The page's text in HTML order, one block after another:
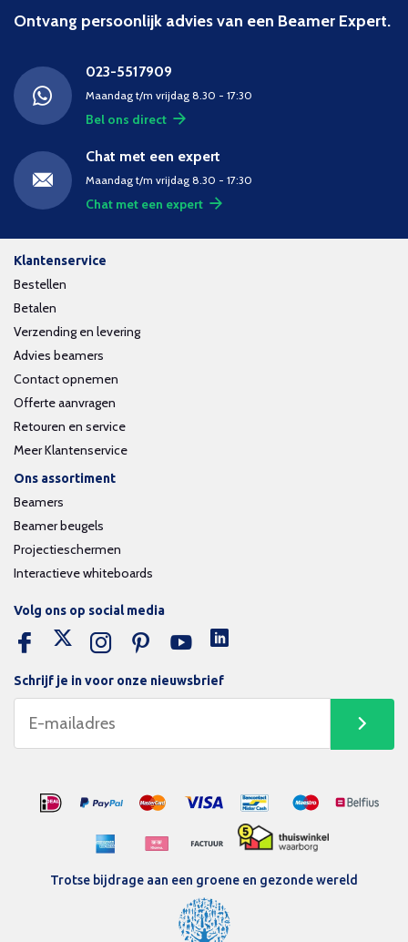
Ontvang persoonlijk advies van een Beamer Expert.
023-5517909
Maandag t/m vrijdag 8.30 - 17:30
Bel ons direct
Chat met een expert
Maandag t/m vrijdag 8.30 - 17:30
Chat met een expert
Klantenservice
Bestellen
Betalen
Verzending en levering
Advies beamers
Contact opnemen
Offerte aanvragen
Retouren en service
Meer Klantenservice
Ons assortiment
Beamers
Beamer beugels
Projectieschermen
Interactieve whiteboards
Schrijf je in voor onze nieuwsbrief
Volg ons op social media
Trotse bijdrage aan een groene en gezonde wereld